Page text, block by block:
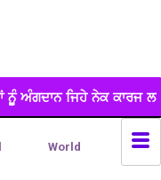
ਲਈ ਵਧ-ਚੜ੍ਹਕੇ ਅੱਗੇ
World